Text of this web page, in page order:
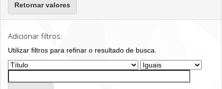
Retornar valores
Adicionar filtros:
Utilizar filtros para refinar o resultado de busca.